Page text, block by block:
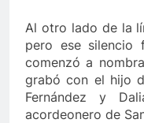
Al otro lado de la
pero ese silencio
comenzó a
grabó con el hijo
Fernández y
acordeonero de